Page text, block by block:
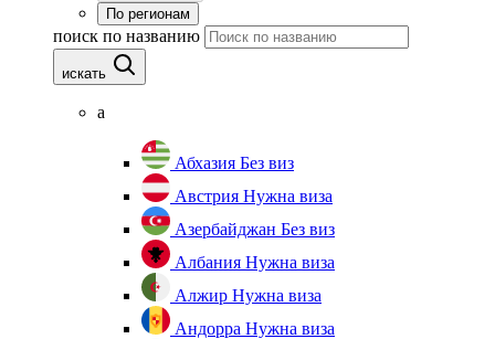
По регионам
поиск по названию
искать
а
Абхазия Без виз
Австрия Нужна виза
Азербайджан Без виз
Албания Нужна виза
Алжир Нужна виза
Андорра Нужна виза